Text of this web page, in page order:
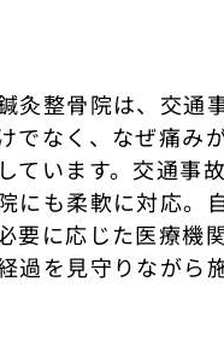
灸整骨院は、交通
でなく、なぜ痛み
ています。交通事
にも柔軟に対応。
要に応じた医療機
過を見守りながら